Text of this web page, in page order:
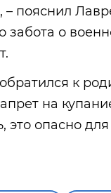
– пояснил
забота о
к
на
это опасно для